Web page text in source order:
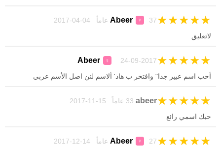
Abeer ♀ 37 عاماً 04-04-2017 ★
★
★
★
★
لاتعليق
Abeer ♀ 24-09-2017 ★
★
★
★
★
أحب اسم عبير جدا" وافتخر ب هاذ' ألاسم لئن اصل اﻷسم عربي
‪abeer‬‏ ★
★
★
★
★
حبك اسمي رائع
Abeer ♀ 27 عاماً 14-12-2017 ★
★
★
★
★